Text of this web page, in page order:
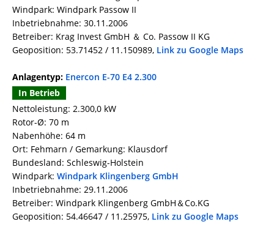
Windpark: Windpark Passow II
Inbetriebnahme: 30.11.2006
Betreiber: Krag Invest GmbH ＆ Co. Passow II KG
Geoposition: 53.71452 / 11.150989, Link zu Google Maps
Anlagentyp: Enercon E-70 E4 2.300
In Betrieb
Nettoleistung: 2.300,0 kW
Rotor-Ø: 70 m
Nabenhöhe: 64 m
Ort: Fehmarn / Gemarkung: Klausdorf
Bundesland: Schleswig-Holstein
Windpark: Windpark Klingenberg GmbH
Inbetriebnahme: 29.11.2006
Betreiber: Windpark Klingenberg GmbH＆Co.KG
Geoposition: 54.46647 / 11.25975, Link zu Google Maps